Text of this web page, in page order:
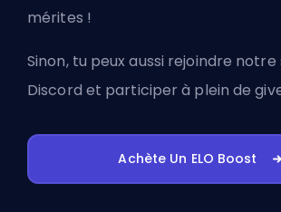
mérites !
Sinon, tu peux aussi rejoindre notre
Discord et participer à plein de
Achète Un ELO Boost